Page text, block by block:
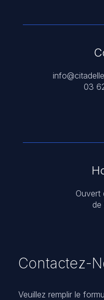
03
Ouvert
de
Contactez-
Veuillez remplir le